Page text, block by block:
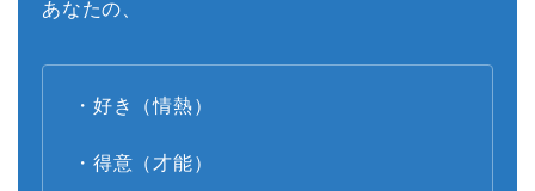
あなたの、
・好き（情熱）
・得意（才能）